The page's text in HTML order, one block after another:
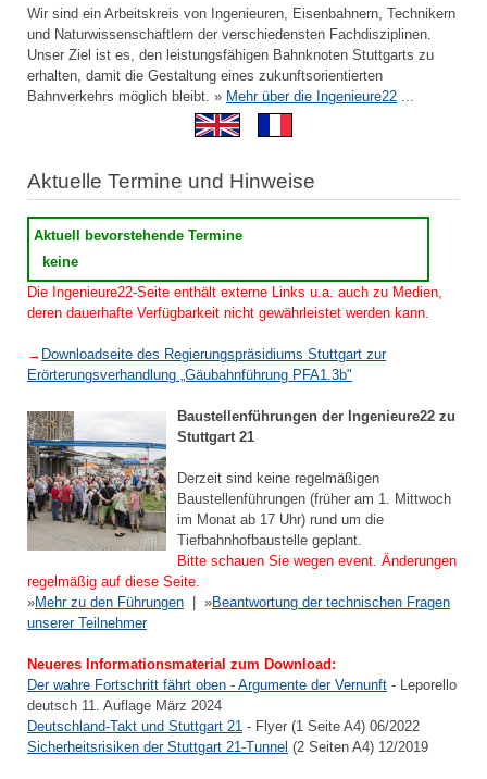
Wir sind ein Arbeitskreis von Ingenieuren, Eisenbahnern, Technikern
und Naturwissenschaftlern der verschiedensten Fachdisziplinen.
Unser Ziel ist es, den leistungsfähigen Bahnknoten Stuttgarts zu
erhalten, damit die Gestaltung eines zukunftsorientierten
Bahnverkehrs möglich bleibt. » Mehr über die Ingenieure22
Aktuelle Termine und Hinweise
Aktuell bevorstehende Termine
keine
Die Ingenieure22-Seite enthält externe Links u.a. auch zu Medien,
deren dauerhafte Verfügbarkeit nicht gewährleistet werden kann.
→ Downloadseite des Regierungspräsidiums Stuttgart zur
Erörterungsverhandlung „Gäubahnführung PFA1.3b"
Baustellenführungen der Ingenieure22 zu
Stuttgart 21
Derzeit sind keine regelmäßigen
Baustellenführungen (früher am 1. Mittwoch
im Monat ab 17 Uhr) rund um die
Tiefbahnhofbaustelle geplant.
Bitte schauen Sie wegen event. Änderungen
regelmäßig auf diese Seite.
»Mehr zu den Führungen | »Beantwortung der technischen Fragen
unserer Teilnehmer
Neueres Informationsmaterial zum Download:
Der wahre Fortschritt fährt oben - Argumente der Vernunft - Leporello
deutsch 11. Auflage März 2024
Deutschland-Takt und Stuttgart 21 - Flyer (1 Seite A4) 06/2022
Sicherheitsrisiken der Stuttgart 21-Tunnel (2 Seiten A4) 12/2019